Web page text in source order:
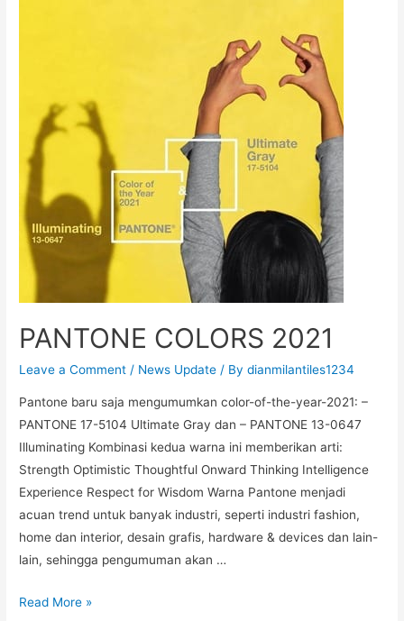
PANTONE COLORS 2021
Leave a Comment / News Update / Bydianmilantiles1234
Pantone baru saja mengumumkan color-of-the-year-2021: –
PANTONE 17-5104 Ultimate Gray dan – PANTONE 13-0647
Illuminating Kombinasi kedua warna ini memberikan arti:
Strength Optimistic Thoughtful Onward Thinking Intelligence
Experience Respect for Wisdom Warna Pantone menjadi
acuan trend untuk banyak industri, seperti industri fashion,
home dan interior, desain grafis, hardware & devices dan lain-
lain, sehingga pengumuman akan …
Read More »